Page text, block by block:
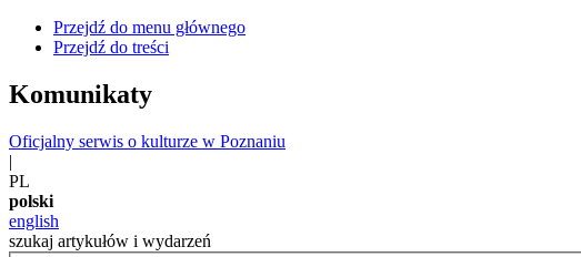
Przejdź do menu głównego
Przejdź do treści
Komunikaty
Oficjalny serwis o kulturze w Poznaniu
|
PL
polski
english
szukaj artykułów i wydarzeń